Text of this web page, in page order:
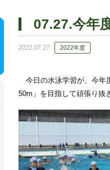
07.27.今年
2022.07.27 2022年度
今日の水泳学習が、今年
50m」を目指して頑張り抜